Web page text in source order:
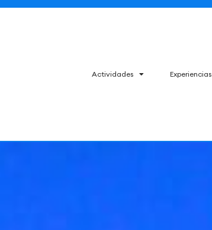
Actividades Experiencias